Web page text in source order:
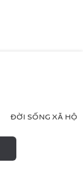
ĐỜI SỐNG XÃ HỘI